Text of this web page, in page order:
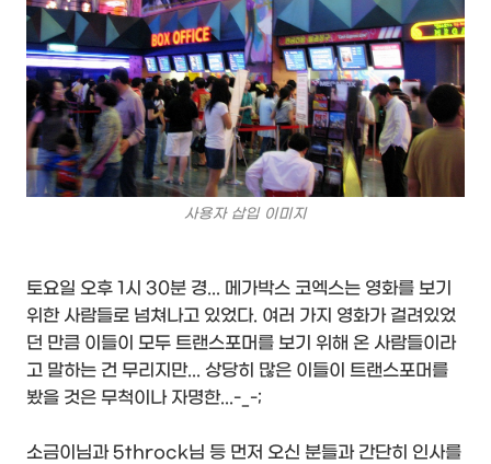
사용자 삽입 이미지
토요일 오후 1시 30분 경... 메가박스 코엑스는 영화를 보기
위한 사람들로 넘쳐나고 있었다. 여러 가지 영화가 걸려있었
던 만큼 이들이 모두 트랜스포머를 보기 위해 온 사람들이라
고 말하는 건 무리지만... 상당히 많은 이들이 트랜스포머를
봤을 것은 무척이나 자명한...-_-;
소금이님과 5throck님 등 먼저 오신 분들과 간단히 인사를